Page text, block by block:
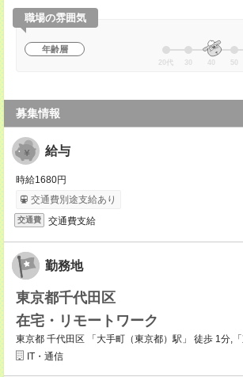
職場の雰囲気
年齢層
20代 30 40 50
募集情報
給与
時給1680円
交通費別途支給あり
交通費 交通費支給
勤務地
東京都千代田区
在宅・リモートワーク
東京都 千代田区 「大手町（東京都）駅」 徒歩 1分,
IT・通信